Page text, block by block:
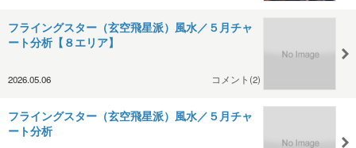
フライングスター（玄空飛星派）風水／５月チャ
ート分析【８エリア】
2026.05.06 コメント(2)
フライングスター（玄空飛星派）風水／５月チャ
ート分析